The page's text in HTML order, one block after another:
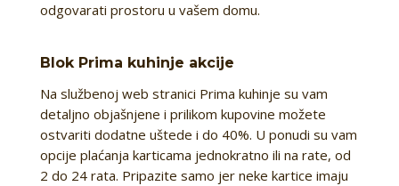
odgovarati prostoru u vašem domu.
Blok Prima kuhinje akcije
Na službenoj web stranici Prima kuhinje su vam
detaljno objašnjene i prilikom kupovine možete
ostvariti dodatne uštede i do 40%. U ponudi su vam
opcije plaćanja karticama jednokratno ili na rate, od
2 do 24 rata. Pripazite samo jer neke kartice imaju